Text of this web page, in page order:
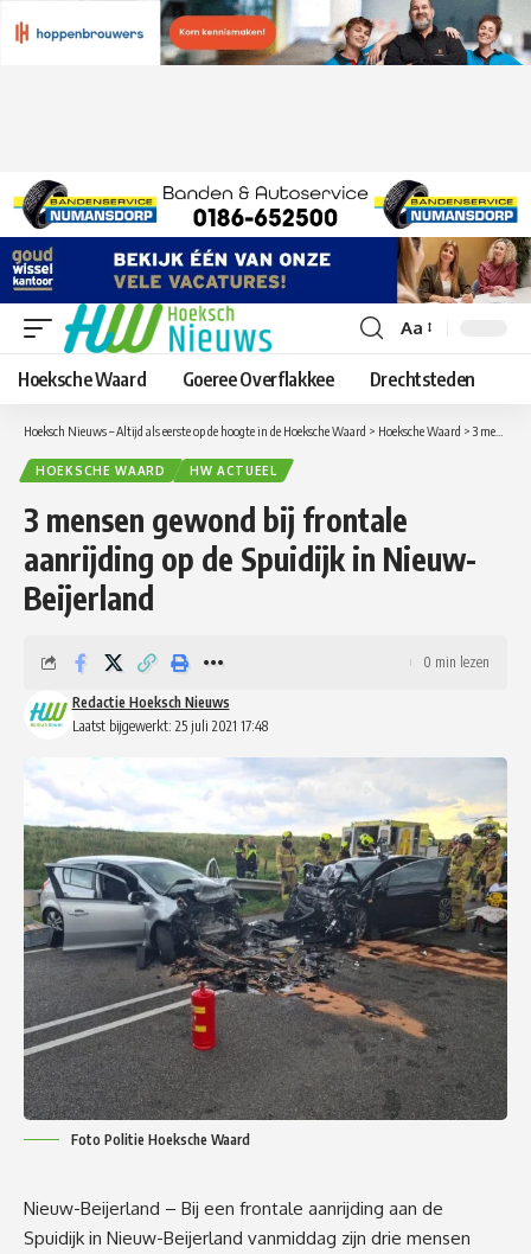
Lettergrootte
aanpassen
Aa
Hoeksche Waard Goeree Overflakkee Drechtsteden
Hoeksch Nieuws – Altijd als eerste op de hoogte in de Hoeksche Waard > Hoeksche Waard > 3 mensen gewond bij frontale aanrijding op de Spuidijk in Nieuw-Beijerland
HOEKSCHE WAARD HW ACTUEEL
3 mensen gewond bij frontale
aanrijding op de Spuidijk in Nieuw-
Beijerland
Laatst bijgewerkt: 25 juli 2021 17:48
Redactie Hoeksch Nieuws
0 min lezen
Foto Politie Hoeksche Waard
Nieuw-Beijerland – Bij een frontale aanrijding aan de
Spuidijk in Nieuw-Beijerland vanmiddag zijn drie mensen